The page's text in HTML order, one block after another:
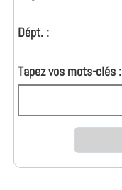
Dépt. :
Tapez vos mots-clés :